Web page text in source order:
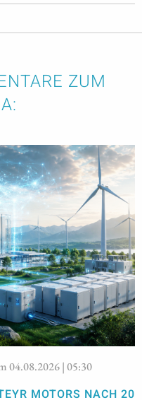
ZUM
04.08.2026 | 05:30
MOTORS NACH 20